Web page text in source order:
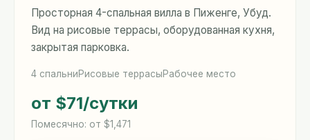
Просторная 4-спальная вилла в Пиженге, Убуд.
Вид на рисовые террасы, оборудованная кухня,
закрытая парковка.
4 спальниРисовые террасыРабочее место
от $71/сутки
Помесячно: от $1,471